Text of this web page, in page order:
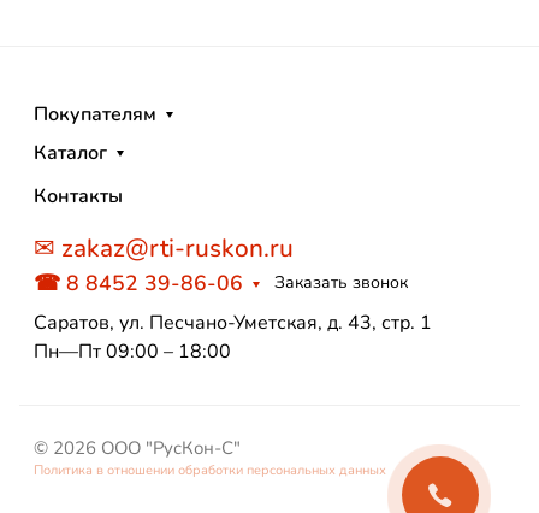
Покупателям
Каталог
Контакты
✉ zakaz@rti-ruskon.ru
☎ 8 8452 39-86-06 Заказать звонок
Саратов, ул. Песчано-Уметская, д. 43, стр. 1
Пн—Пт 09:00 – 18:00
© 2026 ООО "РусКон-С"
Политика в отношении обработки персональных данных